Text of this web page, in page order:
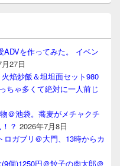
を作ってみた。 イベン
27日
焰炒飯＆坦坦面セット980
ちゃ多くて絶対に一人前じ
＠池袋。蕎麦がメチャクチ
？ 2026年7月8日
ロガブリ＠大門、13時からカ
個)1250円＠餃子の肉太郎＠